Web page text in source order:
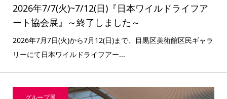
2026年7/7(火)~7/12(日)『日本ワイルドライフア
ート協会展』～終了しました～
2026年7月7日(火)から7月12(日)まで、目黒区美術館区民ギャラ
リーにて日本ワイルドライフアー...
グループ展